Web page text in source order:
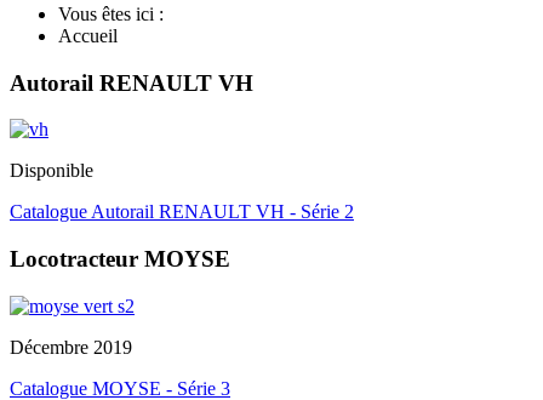
Vous êtes ici :
Accueil
Autorail RENAULT VH
Disponible
Catalogue Autorail RENAULT VH - Série 2
Locotracteur MOYSE
Décembre 2019
Catalogue MOYSE - Série 3